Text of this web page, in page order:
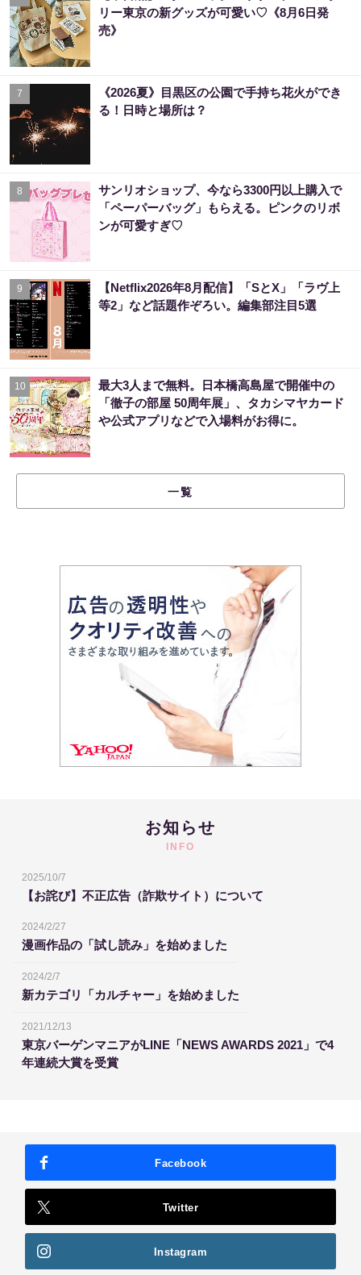
リー東京の新グッズが可愛い♡《8月6日発
売》
7
《2026夏》目黒区の公園で手持ち花火ができ
る！日時と場所は？
8
サンリオショップ、今なら3300円以上購入で
「ペーパーバッグ」もらえる。ピンクのリボ
ンが可愛すぎ♡
9
【Netflix2026年8月配信】「SとX」「ラヴ上
等2」など話題作ぞろい。編集部注目5選
10
最大3人まで無料。日本橋高島屋で開催中の
「徹子の部屋 50周年展」、タカシマヤカード
や公式アプリなどで入場料がお得に。
一覧
お知らせ
INFO
2025/10/7
【お詫び】不正広告（詐欺サイト）について
2024/2/27
漫画作品の「試し読み」を始めました
2024/2/7
新カテゴリ「カルチャー」を始めました
2021/12/13
東京バーゲンマニアがLINE「NEWS AWARDS 2021」で4
年連続大賞を受賞
Facebook
Twitter
Instagram